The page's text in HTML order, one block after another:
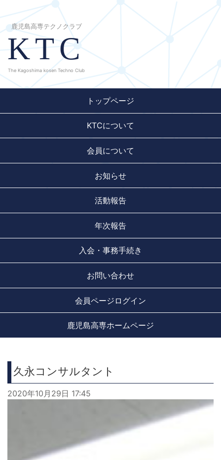
鹿児島高専テクノクラブ
KTC
The Kagoshima kosen Techno Club
トップページ
KTCについて
会員について
お知らせ
活動報告
年次報告
入会・事務手続き
お問い合わせ
会員ページログイン
鹿児島高専ホームページ
久永コンサルタント
2020年10月29日 17:45